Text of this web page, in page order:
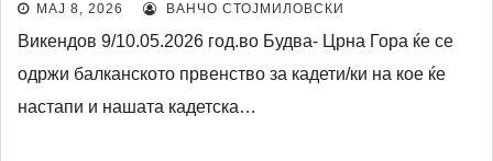
МАЈ 8, 2026 ВАНЧО СТОЈМИЛОВСКИ
Викендов 9/10.05.2026 год.во Будва- Црна Гора ќе се
одржи балканското првенство за кадети/ки на кое ќе
настапи и нашата кадетска…